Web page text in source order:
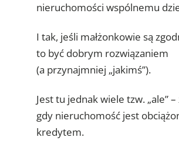
nieruchomości wspólnemu
I tak, jeśli małżonkowie są
to być dobrym rozwiązaniem
(a przynajmniej „jakimś”).
Jest tu jednak wiele tzw. „ale” –
gdy nieruchomość jest
kredytem.